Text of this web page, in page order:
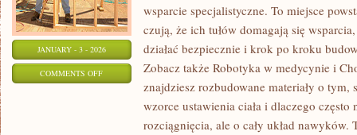
JANUARY - 3 - 2026
COMMENTS OFFON
wsparcie specjalistyczne. To miejsce
czują, że ich tułów domagają się
działać bezpiecznie i krok po kroku
Zobacz także Robotyka w medycynie i
znajdziesz rozbudowane materiały o tym,
wzorce ustawienia ciała i dlaczego
rozciągnięcia, ale o cały układ nawyków.